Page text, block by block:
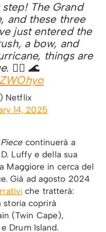
The Grand
and these three
just entered the
a bow, and
things are
🏴‍☠️ 🌊
Netflix
14, 2025
continuerà a
Luffy e della sua
Maggiore in cerca del
Già ad agosto 2024
che tratterà:
storia coprirà
(Twin Cape),
Drum Island.